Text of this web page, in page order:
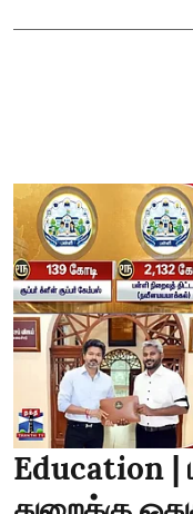
Education |